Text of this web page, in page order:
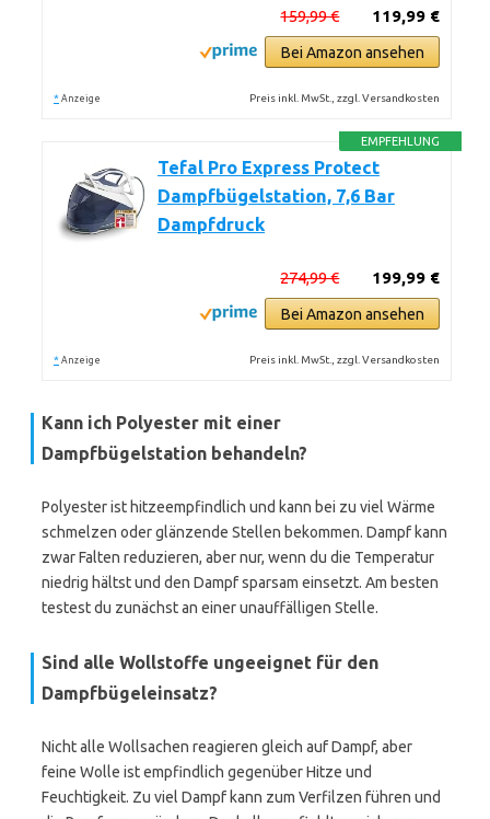
119,99 €
159,99 €
Bei Amazon ansehen
* Anzeige Preis inkl. MwSt., zzgl. Versandkosten
EMPFEHLUNG
Tefal Pro Express Protect
Dampfbügelstation, 7,6 Bar
Dampfdruck
199,99 €
274,99 €
Bei Amazon ansehen
* Anzeige Preis inkl. MwSt., zzgl. Versandkosten
Kann ich Polyester mit einer
Dampfbügelstation behandeln?
Polyester ist hitzeempfindlich und kann bei zu viel Wärme
schmelzen oder glänzende Stellen bekommen. Dampf kann
zwar Falten reduzieren, aber nur, wenn du die Temperatur
niedrig hältst und den Dampf sparsam einsetzt. Am besten
testest du zunächst an einer unauffälligen Stelle.
Sind alle Wollstoffe ungeeignet für den
Dampfbügeleinsatz?
Nicht alle Wollsachen reagieren gleich auf Dampf, aber
feine Wolle ist empfindlich gegenüber Hitze und
Feuchtigkeit. Zu viel Dampf kann zum Verfilzen führen und